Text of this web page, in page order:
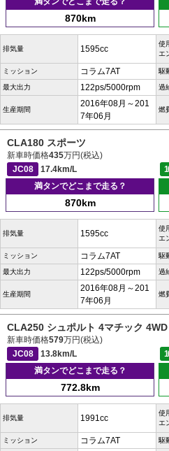
870km
排気量 1595cc
使
エ
ミッション コラム7AT 駆
最大出力 122ps/5000rpm 過
生産期間
2016年08月～201
7年06月
燃
CLA180 スポーツ
新車時価格435万円(税込)
JC08
17.4km/L
満タンでどこまで走る？
870km
排気量 1595cc
使
エ
ミッション コラム7AT 駆
最大出力 122ps/5000rpm 過
生産期間
2016年08月～201
7年06月
燃
CLA250 シュポルト 4マチック 4WD
新車時価格579万円(税込)
JC08
13.8km/L
満タンでどこまで走る？
772.8km
排気量 1991cc
使
エ
ミッション コラム7AT 駆